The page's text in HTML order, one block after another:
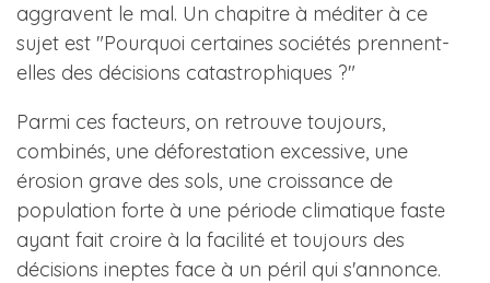
aggravent le mal. Un chapitre à méditer à ce
sujet est "Pourquoi certaines sociétés prennent-
elles des décisions catastrophiques ?"
Parmi ces facteurs, on retrouve toujours,
combinés, une déforestation excessive, une
érosion grave des sols, une croissance de
population forte à une période climatique faste
ayant fait croire à la facilité et toujours des
décisions ineptes face à un péril qui s'annonce.